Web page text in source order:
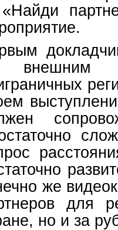
внешним
же
для
но и за